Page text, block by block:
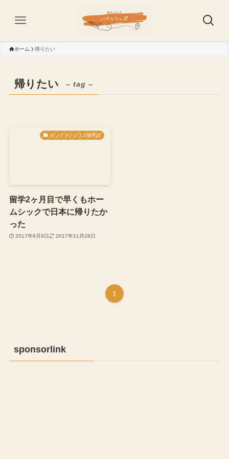
ホーム 帰りたい
帰りたい – tag –
サンフランシスコ留学記
留学2ヶ月目で早くもホー
ムシックで日本に帰りたか
った
2017年9月9日 2017年11月28日
1
sponsorlink